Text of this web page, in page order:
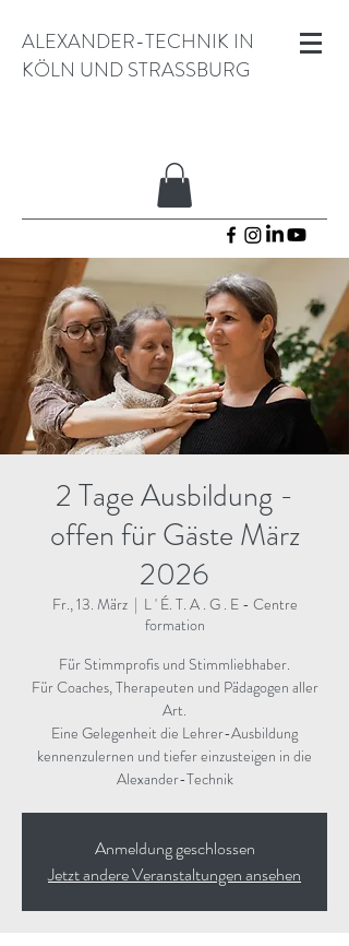
ALEXANDER-TECHNIK IN
KÖLN UND STRASSBURG
2 Tage Ausbildung -
offen für Gäste März
2026
Fr., 13. März
  |
L ' É. T. A . G . E - Centre
formation
Für Stimmprofis und Stimmliebhaber.
Für Coaches, Therapeuten und Pädagogen aller
Art.
Eine Gelegenheit die Lehrer-Ausbildung
kennenzulernen und tiefer einzusteigen in die
Alexander-Technik
Anmeldung geschlossen
Jetzt andere Veranstaltungen ansehen